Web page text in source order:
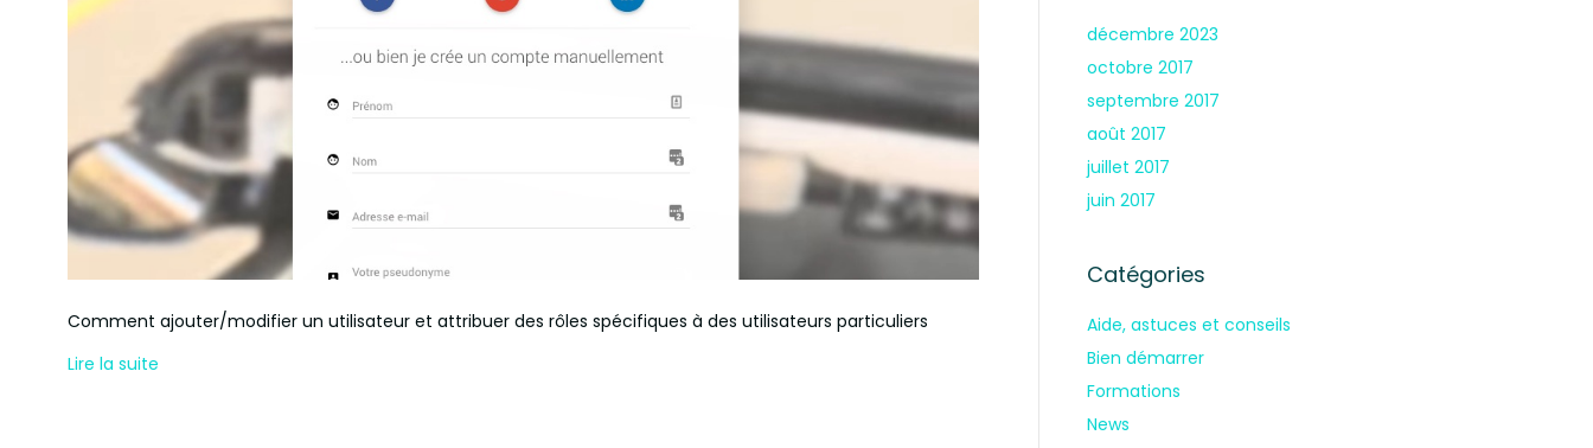
Comment ajouter/modifier un utilisateur et attribuer des rôles spécifiques à des utilisateurs particuliers
Lire la suite
décembre 2023
octobre 2017
septembre 2017
août 2017
juillet 2017
juin 2017
Catégories
Aide, astuces et conseils
Bien démarrer
Formations
News